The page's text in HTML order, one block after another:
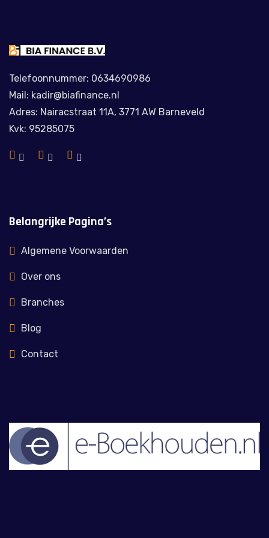
Telefoonnummer: 0634690986
Mail: kadir@biafinance.nl
Adres: Nairacstraat 11A, 3771 AW Barneveld
Kvk: 95285075
Belangrijke Pagina’s
Algemene Voorwaarden
Over ons
Branches
Blog
Contact